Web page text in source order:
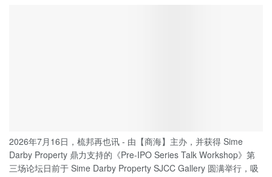
2026年7月16日，梳邦再也讯 - 由【商海】主办，并获得 Sime
Darby Property 鼎力支持的《Pre-IPO Series Talk Workshop》第
三场论坛日前于 Sime Darby Property SJCC Gallery 圆满举行，吸